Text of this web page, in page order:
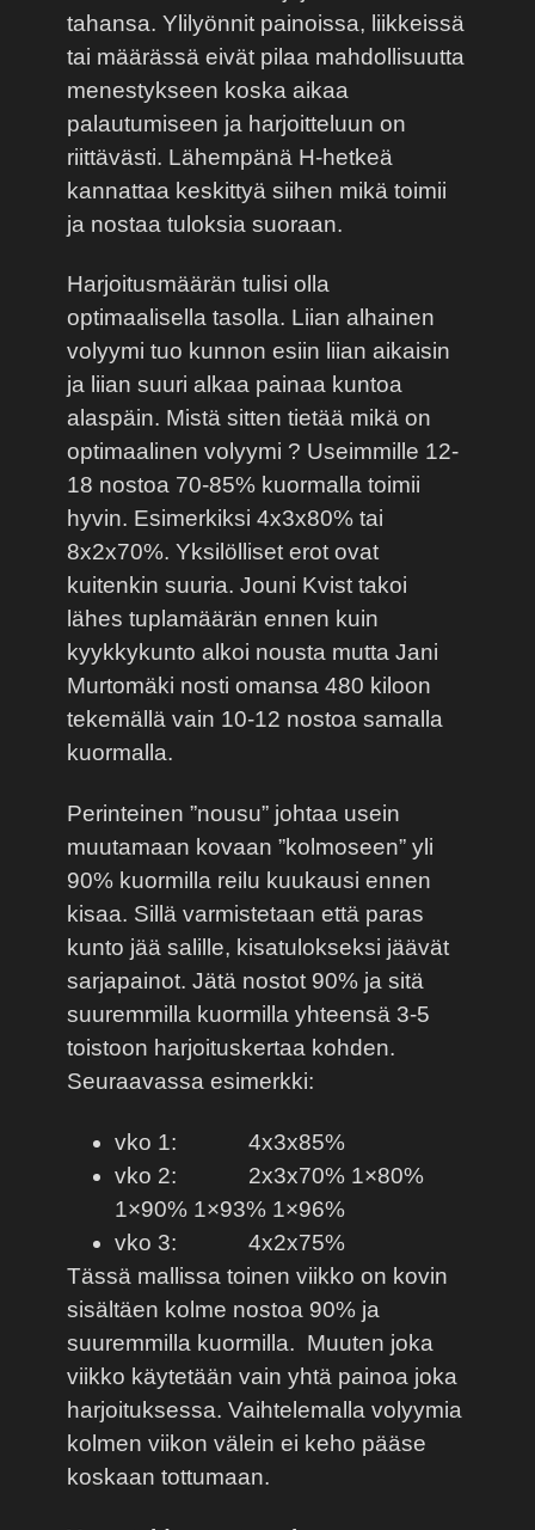
tahansa. Ylilyönnit painoissa, liikkeissä
tai määrässä eivät pilaa mahdollisuutta
menestykseen koska aikaa
palautumiseen ja harjoitteluun on
riittävästi. Lähempänä H-hetkeä
kannattaa keskittyä siihen mikä toimii
ja nostaa tuloksia suoraan.
Harjoitusmäärän tulisi olla
optimaalisella tasolla. Liian alhainen
volyymi tuo kunnon esiin liian aikaisin
ja liian suuri alkaa painaa kuntoa
alaspäin. Mistä sitten tietää mikä on
optimaalinen volyymi ? Useimmille 12-
18 nostoa 70-85% kuormalla toimii
hyvin. Esimerkiksi 4x3x80% tai
8x2x70%. Yksilölliset erot ovat
kuitenkin suuria. Jouni Kvist takoi
lähes tuplamäärän ennen kuin
kyykkykunto alkoi nousta mutta Jani
Murtomäki nosti omansa 480 kiloon
tekemällä vain 10-12 nostoa samalla
kuormalla.
Perinteinen ”nousu” johtaa usein
muutamaan kovaan ”kolmoseen” yli
90% kuormilla reilu kuukausi ennen
kisaa. Sillä varmistetaan että paras
kunto jää salille, kisatulokseksi jäävät
sarjapainot. Jätä nostot 90% ja sitä
suuremmilla kuormilla yhteensä 3-5
toistoon harjoituskertaa kohden.
Seuraavassa esimerkki:
vko 1:
4x3x85%
vko 2:
2x3x70% 1×80%
1×90% 1×93% 1×96%
vko 3:
4x2x75%
Tässä mallissa toinen viikko on kovin
sisältäen kolme nostoa 90% ja
suuremmilla kuormilla. Muuten joka
viikko käytetään vain yhtä painoa joka
harjoituksessa. Vaihtelemalla volyymia
kolmen viikon välein ei keho pääse
koskaan tottumaan.